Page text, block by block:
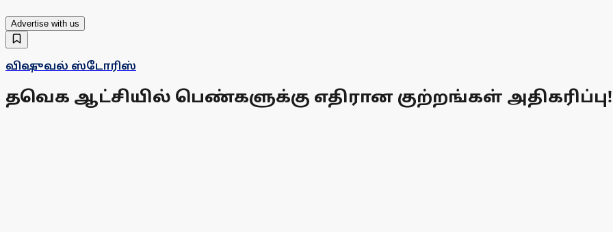
Advertise with us
விஷுவல் ஸ்டோரிஸ்
தவெக ஆட்சியில் பெண்களுக்கு எதிரான குற்றங்கள்